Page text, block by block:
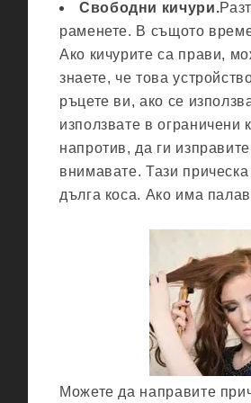
Свободни кичури.
раменете. В същото
Ако кичурите са прави,
знаете, че това
ръцете ви, ако се
използвате в ограничени
напротив, да ги
внимавате. Тази
дълга коса. Ако има
Можете да направите